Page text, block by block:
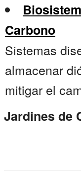
Carbono
Sistemas
almacenar
mitigar el
Jardines de